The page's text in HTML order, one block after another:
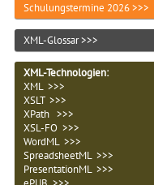
Schulungstermine 2026 >>>
XML-Glossar >>>
XML-Technologien:
XML >>>
XSLT >>>
XPath >>>
XSL-FO >>>
WordML >>>
SpreadsheetML >>>
PresentationML >>>